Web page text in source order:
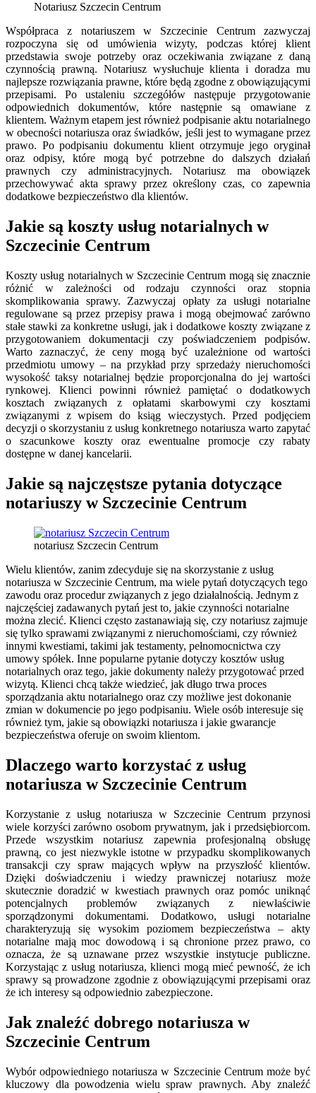
Notariusz Szczecin Centrum
Współpraca z notariuszem w Szczecinie Centrum zazwyczaj
rozpoczyna się od umówienia wizyty, podczas której klient
przedstawia swoje potrzeby oraz oczekiwania związane z daną
czynnością prawną. Notariusz wysłuchuje klienta i doradza mu
najlepsze rozwiązania prawne, które będą zgodne z obowiązującymi
przepisami. Po ustaleniu szczegółów następuje przygotowanie
odpowiednich dokumentów, które następnie są omawiane z
klientem. Ważnym etapem jest również podpisanie aktu notarialnego
w obecności notariusza oraz świadków, jeśli jest to wymagane przez
prawo. Po podpisaniu dokumentu klient otrzymuje jego oryginał
oraz odpisy, które mogą być potrzebne do dalszych działań
prawnych czy administracyjnych. Notariusz ma obowiązek
przechowywać akta sprawy przez określony czas, co zapewnia
dodatkowe bezpieczeństwo dla klientów.
Jakie są koszty usług notarialnych w
Szczecinie Centrum
Koszty usług notarialnych w Szczecinie Centrum mogą się znacznie
różnić w zależności od rodzaju czynności oraz stopnia
skomplikowania sprawy. Zazwyczaj opłaty za usługi notarialne
regulowane są przez przepisy prawa i mogą obejmować zarówno
stałe stawki za konkretne usługi, jak i dodatkowe koszty związane z
przygotowaniem dokumentacji czy poświadczeniem podpisów.
Warto zaznaczyć, że ceny mogą być uzależnione od wartości
przedmiotu umowy – na przykład przy sprzedaży nieruchomości
wysokość taksy notarialnej będzie proporcjonalna do jej wartości
rynkowej. Klienci powinni również pamiętać o dodatkowych
kosztach związanych z opłatami skarbowymi czy kosztami
związanymi z wpisem do ksiąg wieczystych. Przed podjęciem
decyzji o skorzystaniu z usług konkretnego notariusza warto zapytać
o szacunkowe koszty oraz ewentualne promocje czy rabaty
dostępne w danej kancelarii.
Jakie są najczęstsze pytania dotyczące
notariuszy w Szczecinie Centrum
notariusz Szczecin Centrum
Wielu klientów, zanim zdecyduje się na skorzystanie z usług
notariusza w Szczecinie Centrum, ma wiele pytań dotyczących tego
zawodu oraz procedur związanych z jego działalnością. Jednym z
najczęściej zadawanych pytań jest to, jakie czynności notarialne
można zlecić. Klienci często zastanawiają się, czy notariusz zajmuje
się tylko sprawami związanymi z nieruchomościami, czy również
innymi kwestiami, takimi jak testamenty, pełnomocnictwa czy
umowy spółek. Inne popularne pytanie dotyczy kosztów usług
notarialnych oraz tego, jakie dokumenty należy przygotować przed
wizytą. Klienci chcą także wiedzieć, jak długo trwa proces
sporządzania aktu notarialnego oraz czy możliwe jest dokonanie
zmian w dokumencie po jego podpisaniu. Wiele osób interesuje się
również tym, jakie są obowiązki notariusza i jakie gwarancje
bezpieczeństwa oferuje on swoim klientom.
Dlaczego warto korzystać z usług
notariusza w Szczecinie Centrum
Korzystanie z usług notariusza w Szczecinie Centrum przynosi
wiele korzyści zarówno osobom prywatnym, jak i przedsiębiorcom.
Przede wszystkim notariusz zapewnia profesjonalną obsługę
prawną, co jest niezwykle istotne w przypadku skomplikowanych
transakcji czy spraw mających wpływ na przyszłość klientów.
Dzięki doświadczeniu i wiedzy prawniczej notariusz może
skutecznie doradzić w kwestiach prawnych oraz pomóc uniknąć
potencjalnych problemów związanych z niewłaściwie
sporządzonymi dokumentami. Dodatkowo, usługi notarialne
charakteryzują się wysokim poziomem bezpieczeństwa – akty
notarialne mają moc dowodową i są chronione przez prawo, co
oznacza, że są uznawane przez wszystkie instytucje publiczne.
Korzystając z usług notariusza, klienci mogą mieć pewność, że ich
sprawy są prowadzone zgodnie z obowiązującymi przepisami oraz
że ich interesy są odpowiednio zabezpieczone.
Jak znaleźć dobrego notariusza w
Szczecinie Centrum
Wybór odpowiedniego notariusza w Szczecinie Centrum może być
kluczowy dla powodzenia wielu spraw prawnych. Aby znaleźć